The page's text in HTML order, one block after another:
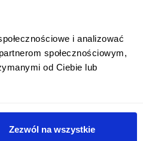
i analizować
społecznościowym,
od Ciebie lub
Zezwól na wszystkie